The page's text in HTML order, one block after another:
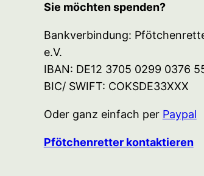
Sie möchten spenden?
Bankverbindung:
e.V.
IBAN: DE12 3705 0299 0376
BIC/ SWIFT: COKSDE33XXX
Oder ganz einfach per Paypal
Pfötchenretter kontaktieren